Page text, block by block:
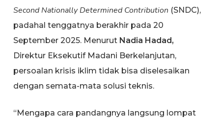
Second Nationally Determined Contribution (SNDC),
padahal tenggatnya berakhir pada 20
September 2025. Menurut Nadia Hadad,
Direktur Eksekutif Madani Berkelanjutan,
persoalan krisis iklim tidak bisa diselesaikan
dengan semata-mata solusi teknis.
“Mengapa cara pandangnya langsung lompat